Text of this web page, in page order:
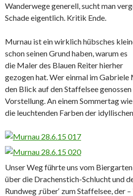
Wanderwege generell, sucht man
Schade eigentlich. Kritik Ende.
Murnau ist ein wirklich hübsches
schonseinen Grund haben, warum es
die Maler des Blauen Reiter hierher
gezogen hat. Wer einmal im Gabriele
den Blick auf den Staffelsee
Vorstellung. An einem Sommertag
die leuchtenden Farben der
Unser Weg führte uns vom
über die Drachenstich-Schlucht und
Rundweg ‚rüber‘ zum Staffelsee, der